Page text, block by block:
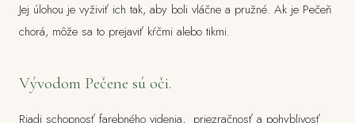
Jej úlohou je vyživiť ich tak, aby boli vláčne a pružné. Ak je Pečeň
chorá, môže sa to prejaviť kŕčmi alebo tikmi.
Vývodom Pečene sú oči.
Riadi schopnosť farebného videnia, priezračnosť a pohyblivosť